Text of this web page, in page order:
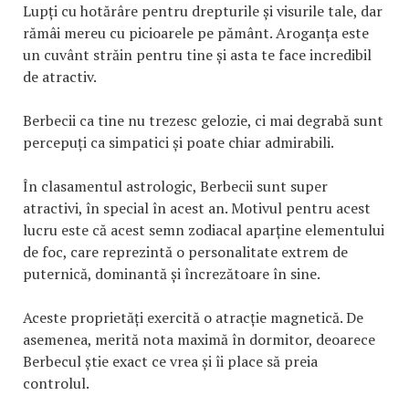
Lupți cu hotărâre pentru drepturile și visurile tale, dar
rămâi mereu cu picioarele pe pământ. Aroganța este
un cuvânt străin pentru tine și asta te face incredibil
de atractiv.
Berbecii ca tine nu trezesc gelozie, ci mai degrabă sunt
percepuți ca simpatici și poate chiar admirabili.
În clasamentul astrologic, Berbecii sunt super
atractivi, în special în acest an. Motivul pentru acest
lucru este că acest semn zodiacal aparține elementului
de foc, care reprezintă o personalitate extrem de
puternică, dominantă și încrezătoare în sine.
Aceste proprietăți exercită o atracție magnetică. De
asemenea, merită nota maximă în dormitor, deoarece
Berbecul știe exact ce vrea și îi place să preia
controlul.